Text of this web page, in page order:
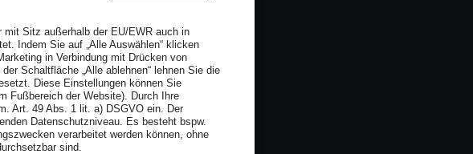
mit Sitz außerhalb der EU/EWR auch in
Indem Sie auf „Alle Auswählen“ klicken
in Verbindung mit Drücken von
Schaltfläche „Alle ablehnen“ lehnen Sie die
Diese Einstellungen können Sie
Fußbereich der Website). Durch Ihre
Art. 49 Abs. 1 lit. a) DSGVO ein. Der
Datenschutzniveau. Es besteht bspw.
verarbeitet werden können, ohne
sind.